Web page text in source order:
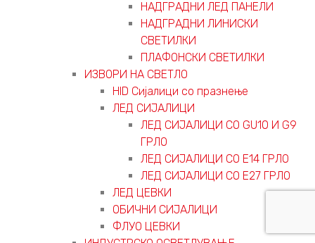
НАДГРАДНИ ЛЕД ПАНЕЛИ
НАДГРАДНИ ЛИНИСКИ
СВЕТИЛКИ
ПЛАФОНСКИ СВЕТИЛКИ
ИЗВОРИ НА СВЕТЛО
HID Сијалици со празнење
ЛЕД СИЈАЛИЦИ
ЛЕД СИЈАЛИЦИ СО GU10 И G9
ГРЛО
ЛЕД СИЈАЛИЦИ СО Е14 ГРЛО
ЛЕД СИЈАЛИЦИ СО Е27 ГРЛО
ЛЕД ЦЕВКИ
ОБИЧНИ СИЈАЛИЦИ
ФЛУО ЦЕВКИ